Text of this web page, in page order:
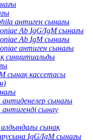
антиген сынағы
Ab IgG/IgM сынағы
Ab IgM сынағы
антиген сынағы
синцитиальды
сынақ кассетасы
антиденелер сынағы
антигенді сынау
сынақ
IgG/IgM сынағы